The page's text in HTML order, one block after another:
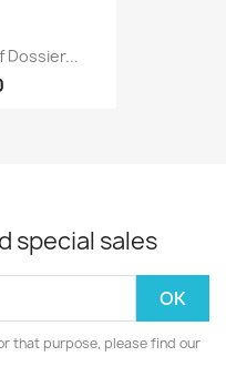
Dossier...
special sales
that purpose, please find our